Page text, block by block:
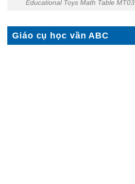
Educational Toys Math Table MT03
Giáo cụ học vần ABC